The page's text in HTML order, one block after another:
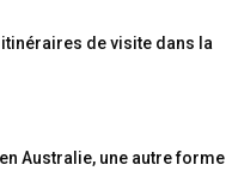
de visite dans la
Australie, une autre forme